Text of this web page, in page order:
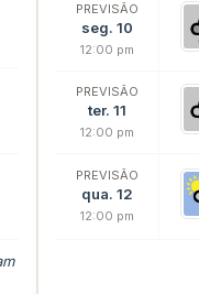
PREVISÃO
seg. 10
12:00 pm
PREVISÃO
ter. 11
12:00 pm
PREVISÃO
qua. 12
12:00 pm